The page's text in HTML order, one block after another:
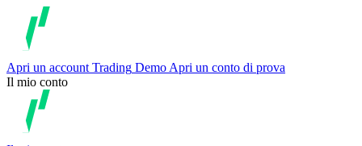
Apri un account Trading Demo Apri un conto di prova
Il mio conto